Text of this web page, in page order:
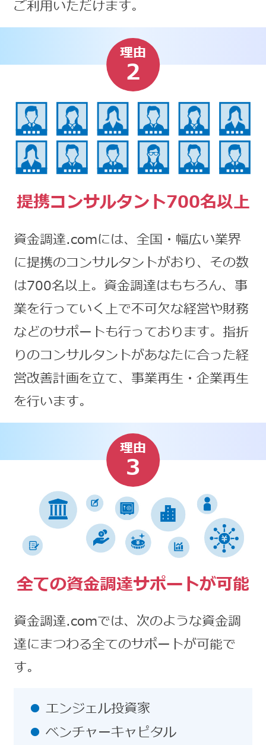
ご利用いただけます。
理由
2
提携コンサルタント700名以上
資金調達.comには、全国・幅広い業界
に提携のコンサルタントがおり、その数
は700名以上。資金調達はもちろん、事
業を行っていく上で不可欠な経営や財務
などのサポートも行っております。指折
りのコンサルタントがあなたに合った経
営改善計画を立て、事業再生・企業再生
を行います。
理由
3
全ての資金調達サポートが可能
資金調達.comでは、次のような資金調
達にまつわる全てのサポートが可能で
す。
エンジェル投資家
ベンチャーキャピタル